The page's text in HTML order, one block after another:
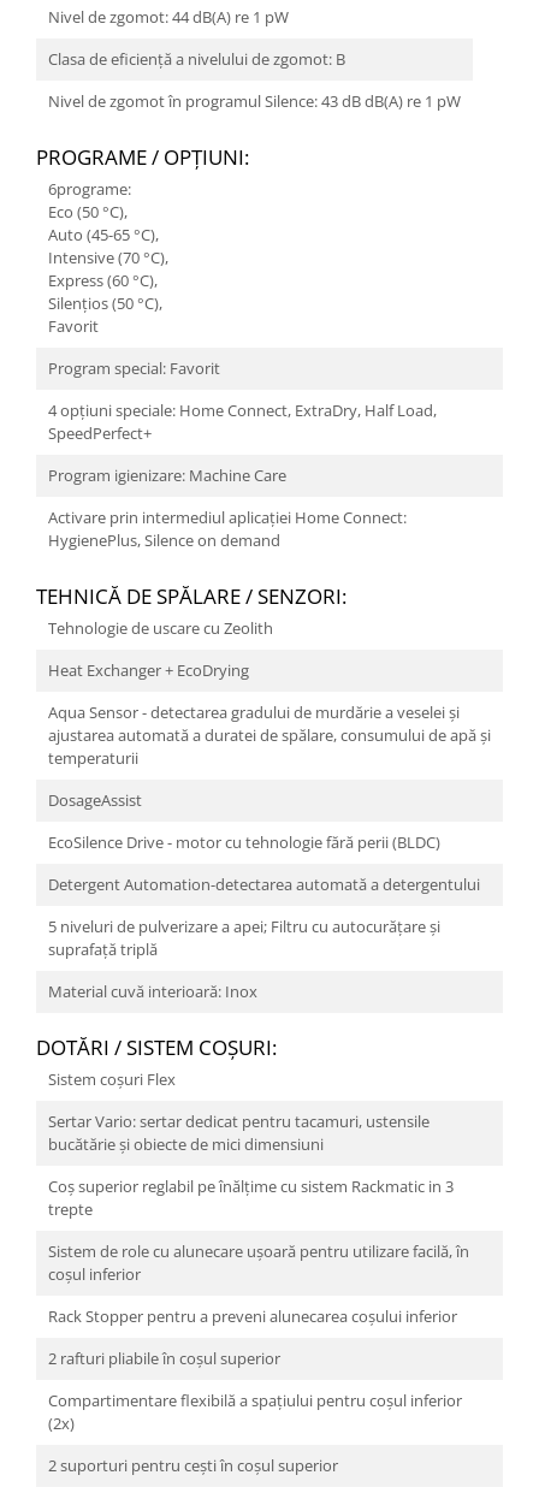
Nivel de zgomot: 44 dB(A) re 1 pW
Clasa de eficiență a nivelului de zgomot: B
Nivel de zgomot în programul Silence: 43 dB dB(A) re 1 pW
PROGRAME / OPŢIUNI:
6programe:
Eco (50 °C),
Auto (45-65 °C),
Intensive (70 °C),
Express (60 °C),
Silențios (50 °C),
Favorit
Program special: Favorit
4 opțiuni speciale: Home Connect, ExtraDry, Half Load,
SpeedPerfect+
Program igienizare: Machine Care
Activare prin intermediul aplicației Home Connect:
HygienePlus, Silence on demand
TEHNICĂ DE SPĂLARE / SENZORI:
Tehnologie de uscare cu Zeolith
Heat Exchanger + EcoDrying
Aqua Sensor - detectarea gradului de murdărie a veselei şi
ajustarea automată a duratei de spălare, consumului de apă şi
temperaturii
DosageAssist
EcoSilence Drive - motor cu tehnologie fără perii (BLDC)
Detergent Automation-detectarea automată a detergentului
5 niveluri de pulverizare a apei; Filtru cu autocurăţare şi
suprafaţă triplă
Material cuvă interioară: Inox
DOTĂRI / SISTEM COŞURI:
Sistem coșuri Flex
Sertar Vario: sertar dedicat pentru tacamuri, ustensile
bucătărie și obiecte de mici dimensiuni
Coș superior reglabil pe înălţime cu sistem Rackmatic in 3
trepte
Sistem de role cu alunecare ușoară pentru utilizare facilă, în
coșul inferior
Rack Stopper pentru a preveni alunecarea coșului inferior
2 rafturi pliabile în coșul superior
Compartimentare flexibilă a spaţiului pentru coșul inferior
(2x)
2 suporturi pentru cești în coșul superior